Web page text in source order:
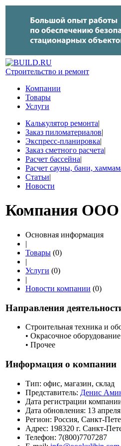
Строительство и ремонт
Компании
Товары
Услуги
Калькулятор ремонта|
Заказ пиломатериалов|
Экспресс-планировка|
Заказ сметного расчета|
Расчет бассейна|
Расчет сауны, бани,
Статьи|
Новости
Компания ООО
Основная информация
|
Товары (0)
|
Услуги (0)
|
Новости компании (0)
Направления
Строительная техника и
• Окрасочное оборудование
• Прочее
Информация о компании
Тип: офис, магазин, склад
Представитель: Денис
Дата регистрации
Дата обновления: 13
Регион: Россия, Санкт-
Адрес: 198320 г. Санкт-
Телефон: 7(800)7707287